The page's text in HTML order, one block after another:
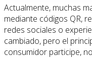
Actualmente, muchas
mediante códigos QR,
redes sociales o
cambiado, pero el
consumidor participe,